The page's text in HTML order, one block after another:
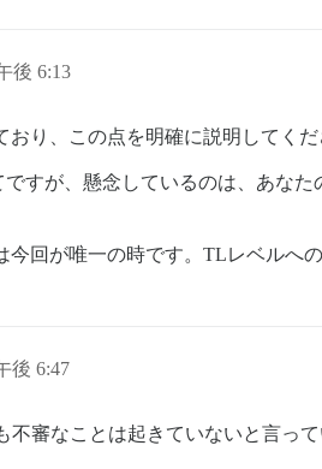
後 6:13
おり、この点を明確に説明してくだ
すが、懸念しているのは、あな
今回が唯一の時です。TLレベルへ
後 6:47
不審なことは起きていないと言っ